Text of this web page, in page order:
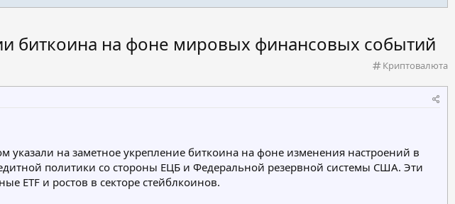
биткоина на фоне мировых финансовых событий
К
т
и
я
Криптовалюта
указали на заметное укрепление биткоина на фоне изменения настроений в
политики со стороны ЕЦБ и Федеральной резервной системы США. Эти
ETF и ростов в секторе стейблкоинов.